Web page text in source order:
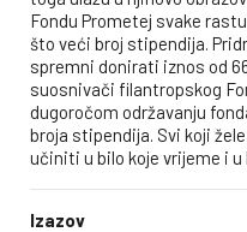
Fondu Prometej svake
što veći broj stipendija.
spremni donirati iznos od
suosnivači filantropskog
dugoročom održavanju
broja stipendija. Svi koji
učiniti u bilo koje vrijeme i u
Izazov